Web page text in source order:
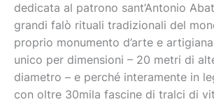
dedicata al patrono sant’Antonio
grandi falò rituali tradizionali del
proprio monumento d’arte e
unico per dimensioni – 20 metri di
diametro – e perché interamente in
con oltre 30mila fascine di tralci di